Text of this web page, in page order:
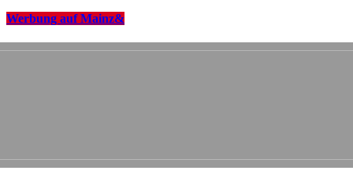
Werbung auf Mainz&